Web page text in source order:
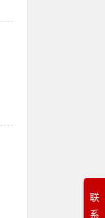
联
系